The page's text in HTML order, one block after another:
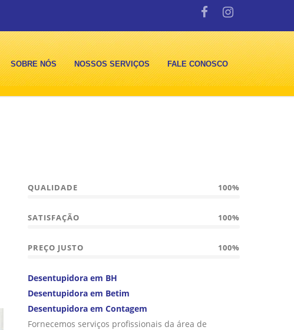
SOBRE NÓS NOSSOS SERVIÇOS FALE CONOSCO
QUALIDADE 100%
SATISFAÇÃO 100%
PREÇO JUSTO 100%
Desentupidora em BH
Desentupidora em Betim
Desentupidora em Contagem
Fornecemos serviços profissionais da área de